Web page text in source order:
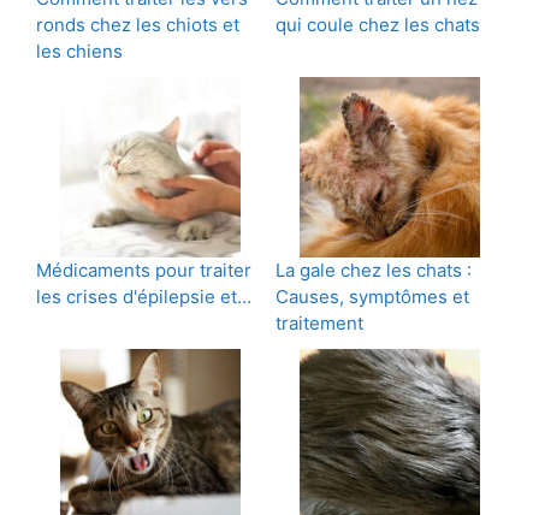
ronds chez les chiots et
les chiens
qui coule chez les chats
Médicaments pour traiter
les crises d'épilepsie et…
La gale chez les chats :
Causes, symptômes et
traitement